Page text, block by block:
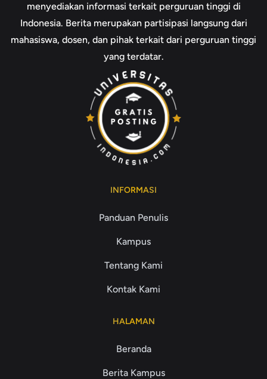
menyediakan informasi terkait perguruan tinggi di
Indonesia. Berita merupakan partisipasi langsung dari
mahasiswa, dosen, dan pihak terkait dari perguruan tinggi
yang terdatar.
INFORMASI
Panduan Penulis
Kampus
Tentang Kami
Kontak Kami
HALAMAN
Beranda
Berita Kampus